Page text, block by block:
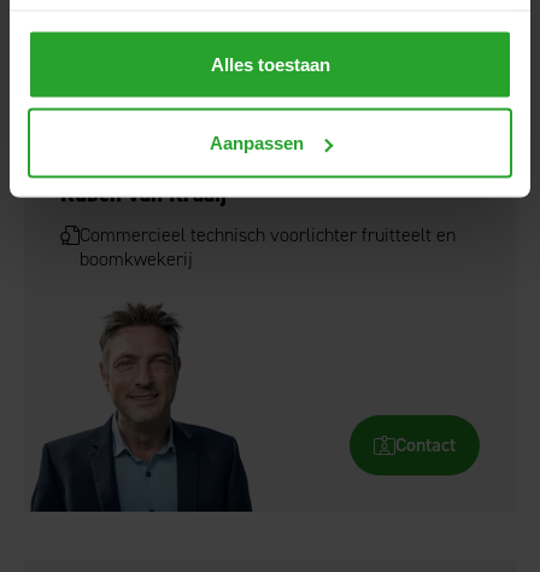
Alles toestaan
Aanpassen
door en wordt er gekeken naar mogelijke verbeteringen.
Ruben van Kraaij
Commercieel technisch voorlichter fruitteelt en
boomkwekerij
Contact